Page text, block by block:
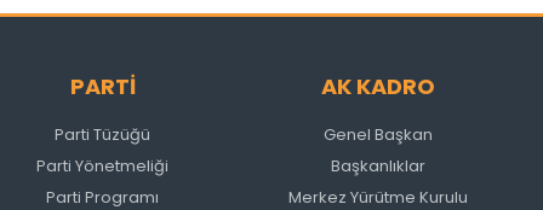
PARTİ
Parti Tüzüğü
Parti Yönetmeliği
Parti Programı
AK KADRO
Genel Başkan
Başkanlıklar
Merkez Yürütme Kurulu